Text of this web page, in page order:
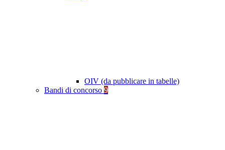
OIV (da pubblicare in tabelle)
Bandi di concorso 9